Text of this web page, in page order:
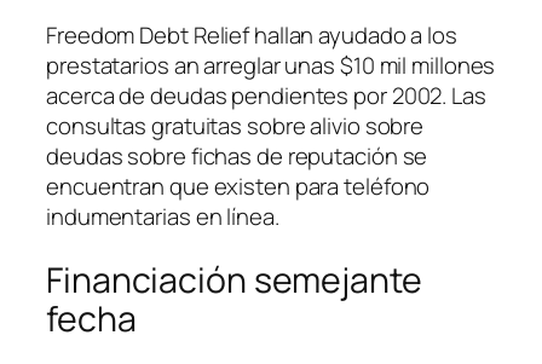
Freedom Debt Relief hallan ayudado a los
prestatarios an arreglar unas $10 mil millones
acerca de deudas pendientes por 2002. Las
consultas gratuitas sobre alivio sobre
deudas sobre fichas de reputación se
encuentran que existen para teléfono
indumentarias en línea.
Financiación semejante
fecha